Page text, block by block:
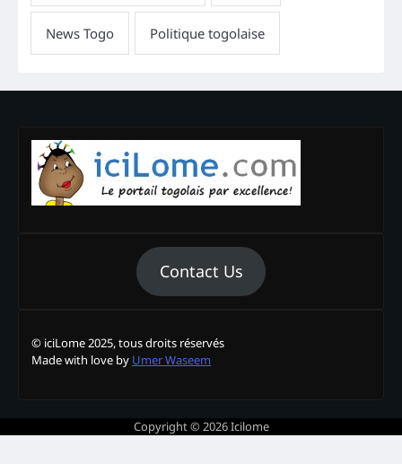
Contact Us
© iciLome 2025, tous droits réservés
Made with love by Umer Waseem
Copyright © 2026Icilome